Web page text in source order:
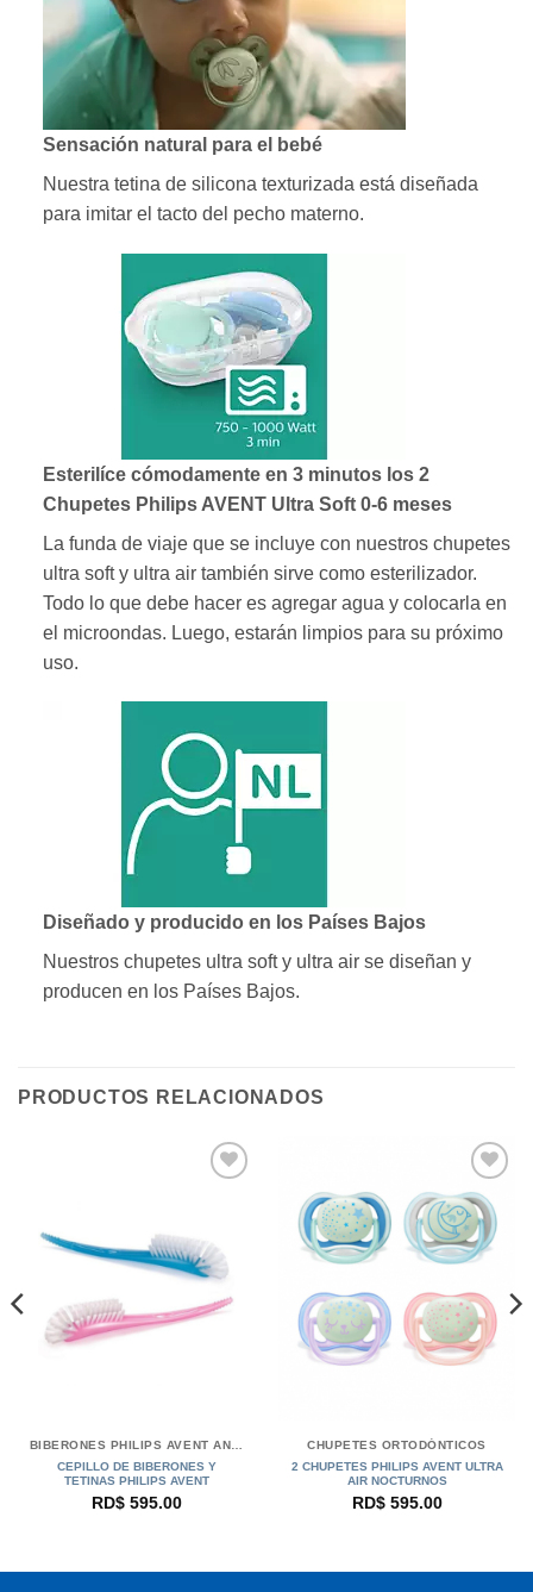
Sensación natural para el bebé
Nuestra tetina de silicona texturizada está diseñada
para imitar el tacto del pecho materno.
Esterilíce cómodamente en 3 minutos los 2
Chupetes Philips AVENT Ultra Soft 0-6 meses
La funda de viaje que se incluye con nuestros chupetes
ultra soft y ultra air también sirve como esterilizador.
Todo lo que debe hacer es agregar agua y colocarla en
el microondas. Luego, estarán limpios para su próximo
uso.
Diseñado y producido en los Países Bajos
Nuestros chupetes ultra soft y ultra air se diseñan y
producen en los Países Bajos.
PRODUCTOS RELACIONADOS
CEPILLO DE BIBERONES Y
TETINAS PHILIPS AVENT
RD$595.00
CHUPETES ORTODÓNTICOS
2 CHUPETES PHILIPS AVENT ULTRA
AIR NOCTURNOS
RD$595.00